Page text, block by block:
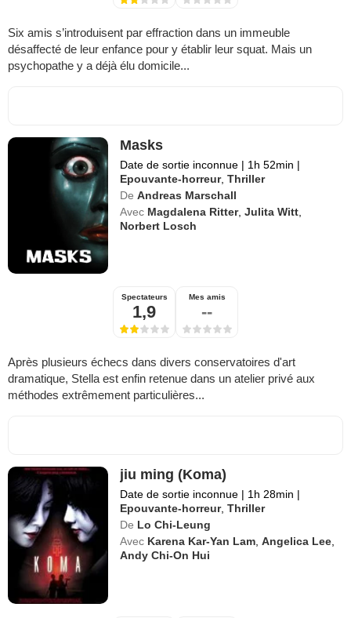
Six amis s’introduisent par effraction dans un immeuble
désaffecté de leur enfance pour y établir leur squat. Mais un
psychopathe y a déjà élu domicile...
Masks
Date de sortie inconnue | 1h 52min |
Epouvante-horreur,Thriller
De Andreas Marschall
Avec Magdalena Ritter,Julita Witt,
Norbert Losch
Spectateurs
1,9
Mes amis
--
Après plusieurs échecs dans divers conservatoires d'art
dramatique, Stella est enfin retenue dans un atelier privé aux
méthodes extrêmement particulières...
jiu ming (Koma)
Date de sortie inconnue | 1h 28min |
Epouvante-horreur,Thriller
De Lo Chi-Leung
Avec Karena Kar-Yan Lam,Angelica Lee,
Andy Chi-On Hui